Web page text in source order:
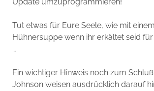
Tut etwas für Eure Seele, wie mit
Hühnersuppe wenn ihr erkältet seid
…
Ein wichtiger Hinweis noch zum
Johnson weisen ausdrücklich darauf